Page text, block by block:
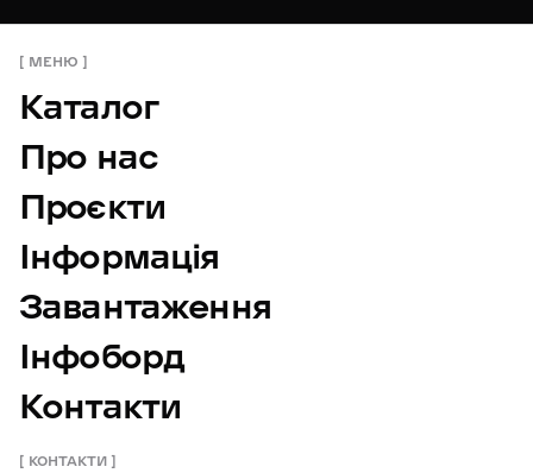
МЕНЮ
Каталог
Про нас
Проєкти
Інформація
Завантаження
Інфоборд
Контакти
КОНТАКТИ